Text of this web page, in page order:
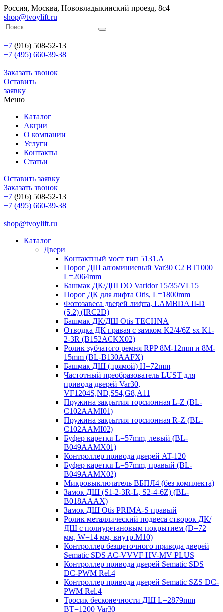
Россия, Москва, Нововладыкинский проезд, 8с4
shop@tvoylift.ru
+7 (916) 508-52-13
+7 (495) 660-39-38
Заказать звонок
Оставить
заявку
Меню
Каталог
Акции
О компании
Услуги
Контакты
Статьи
Оставить заявку
Заказать звонок
+7 (916) 508-52-13
+7 (495) 660-39-38
shop@tvoylift.ru
Каталог
Двери
Контактный мост тип 5131.A
Порог ДШ алюминиевый Var30 C2 BT1000
L=2064mm
Башмак ДК/ДШ DO Varidor 15/35/VL15
Порог ДК для лифта Otis, L=1800mm
Фотозавеса дверей лифта, LAMBDA II-D
(5.2) (IRC2D)
Башмак ДК/ДШ Otis TECHNA
Отводка ДК правая с замком K2/4/6Z sx K1-
2-3R (B152ACKX02)
Ролик зубчатого ремня RPP 8M-12mm и 8M-
15mm (BL-B130AAFX)
Башмак ДШ (прямой) H=72mm
Частотный преобразователь LUST для
привода дверей Var30,
VF1204S,ND,S54,G8,A11
Пружина закрытия торсионная L-Z (BL-
C102AAMI01)
Пружина закрытия торсионная R-Z (BL-
C102AAMI02)
Буфер каретки L=57mm, левый (BL-
B049AAMX01)
Контроллер привода дверей AT-120
Буфер каретки L=57mm, правый (BL-
B049AAMX02)
Микровыключатель ВБПЛ4 (без комплекта)
Замок ДШ (S1-2-3R-L, S2-4-6Z) (BL-
B018AAAX)
Замок ДШ Otis PRIMA-S правый
Ролик металлический подвеса створок ДК/
ДШ с полиуретановым покрытием (D=72
мм, W=14 мм, внутр.М10)
Контроллер безщеточного привода дверей
Sematiс SDS AC-VVVF HV-MV PLUS
Контроллер привода дверей Sematic SDS
DC-PWM Rel.4
Контроллер привода дверей Sematic SZS DC-
PWM Rel.4
Тросик бесконечности ДШ L=2879mm
BT=1200 Var30